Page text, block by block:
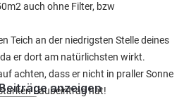
auch ohne Filter, bzw
Teich an der niedrigsten Stelle deines
er dort am natürlichsten wirkt.
achten, dass er nicht in praller Sonne
Laubeintrag hat!
anzeigen